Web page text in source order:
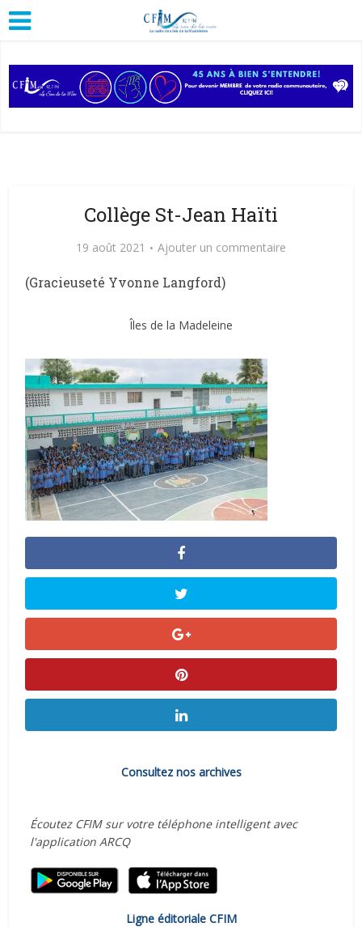
Collège St-Jean Haïti
19 août 2021 Ajouter un commentaire
(Gracieuseté Yvonne Langford)
Îles de la Madeleine
Consultez nos archives
Écoutez CFIM sur votre téléphone intelligent avec
l'application ARCQ
Ligne éditoriale CFIM